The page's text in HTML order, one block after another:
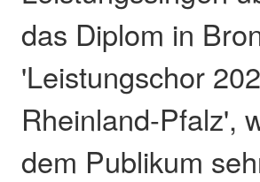
das Diplom in
'Leistungschor
Rheinland-Pfalz',
dem Publikum